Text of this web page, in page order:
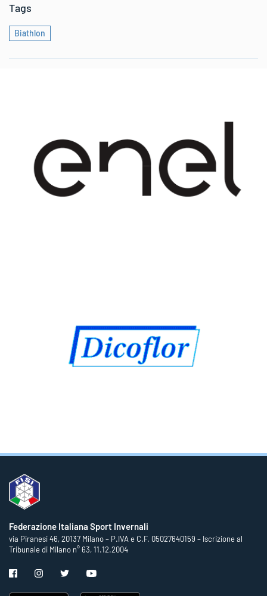
Tags
Biathlon
Federazione Italiana Sport Invernali
via Piranesi 46, 20137 Milano – P.IVA e C.F. 05027640159 – Iscrizione al
Tribunale di Milano n° 63, 11.12.2004